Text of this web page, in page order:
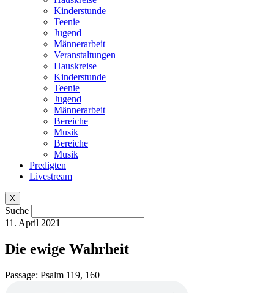
Kinderstunde
Teenie
Jugend
Männerarbeit
Veranstaltungen
Hauskreise
Kinderstunde
Teenie
Jugend
Männerarbeit
Bereiche
Musik
Bereiche
Musik
Predigten
Livestream
X
Suche
11. April 2021
Die ewige Wahrheit
Passage: Psalm 119, 160